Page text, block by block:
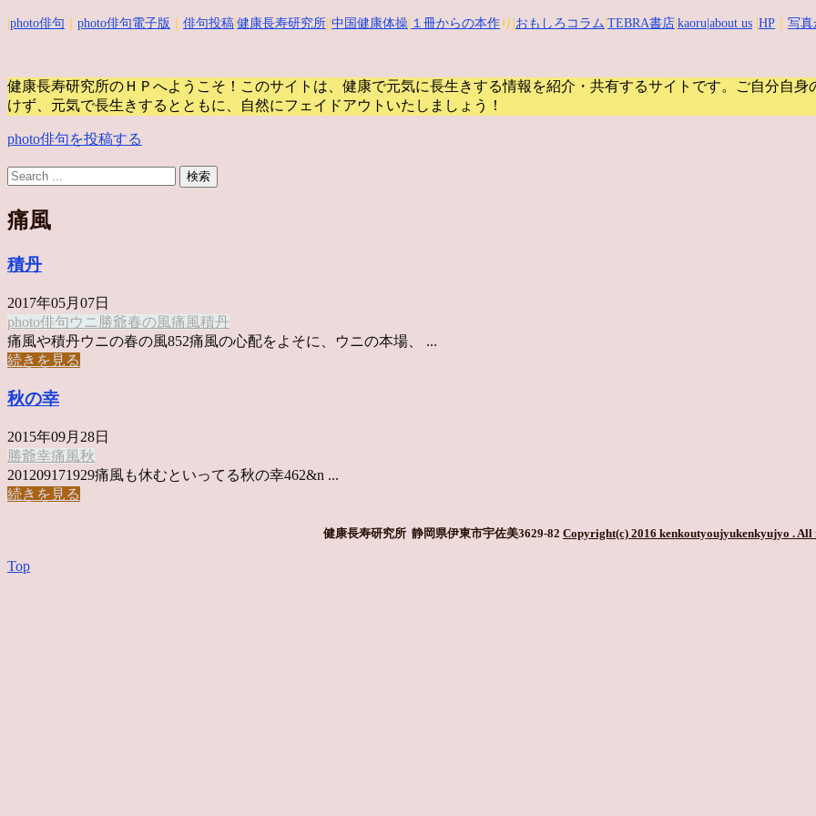
photo俳句 photo俳句電子版 俳句投稿 健康長寿研究所 中国健康体操 １冊からの本作 り| おもしろコラム TEBRA書店 kaoru |about us HP 写真
健康長寿研究所のＨＰへようこそ！このサイトは、健康で元気に長生きする情報を紹介・共有するサイトです。
ご自分自身
けず、元気で長生きするとともに、自然にフェイドアウトいたしましょう！
photo俳句を投稿する
痛風
積丹
2017年05月07日
photo俳句ウニ 勝爺春の風痛風積丹
痛風や積丹ウニの春の風852痛風の心配をよそに、ウニの本場、 ...
続きを見る
秋の幸
2015年09月28日
勝爺幸痛風秋
201209171929痛風も休むといってる秋の幸462&n ...
続きを見る
健康長寿研究所 静岡県伊東市宇佐美3629-82 Copyright(c) 2016 kenkoutyoujyukenkyujyo . All
Top